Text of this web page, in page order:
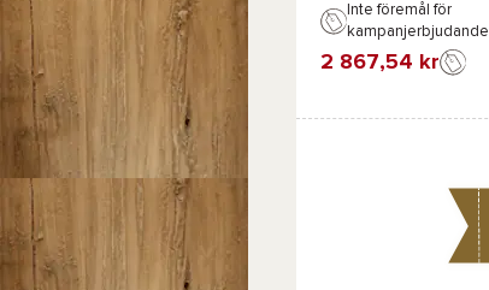
Inte föremål för
2 867,54 kr